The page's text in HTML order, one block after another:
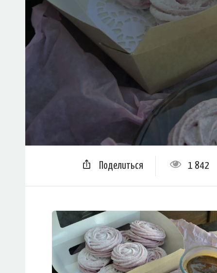
Поделиться 1 842